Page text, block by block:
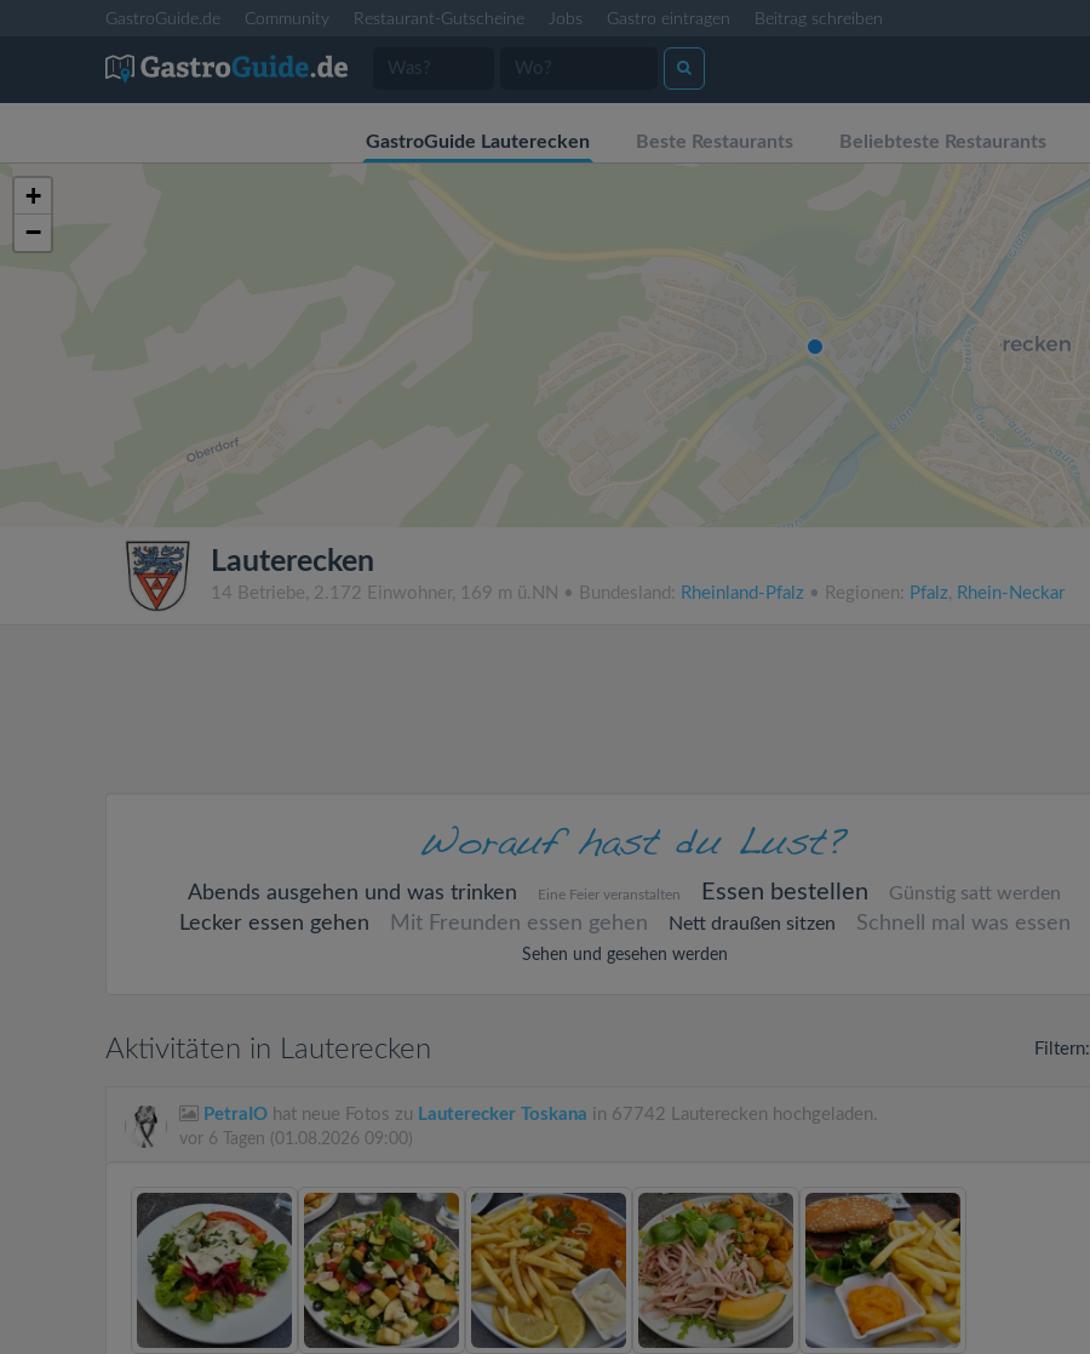
GastroGuide.de Community Restaurant-Gutscheine Jobs Gastro eintragen Beitrag schreiben
GastroGuide Lauterecken Beste Restaurants Beliebteste Restaurants
+
−
Lauterecken
14 Betriebe, 2.172 Einwohner, 169 m ü.NN • Bundesland: Rheinland-Pfalz • Regionen: Pfalz, Rhein-Neckar
Abends ausgehen und was trinken Eine Feier veranstalten Essen bestellen Günstig satt werden
Lecker essen gehen Mit Freunden essen gehen Nett draußen sitzen Schnell mal was essen
Sehen und gesehen werden
Aktivitäten in Lauterecken Filtern:
PetraIO hat neue Fotos zu Lauterecker Toskana in 67742 Lauterecken hochgeladen.
vor 6 Tagen (01.08.2026 09:00)